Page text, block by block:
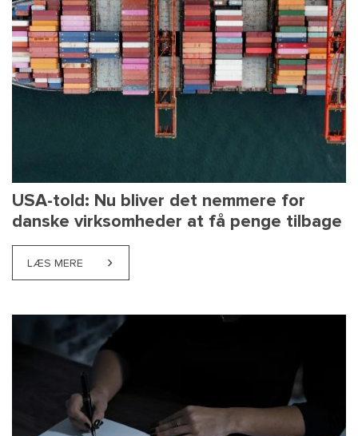
USA-told: Nu bliver det nemmere for
danske virksomheder at få penge tilbage
LÆS MERE ABOUT USA-TOLD: NU BLIVER DET NEMMERE FOR